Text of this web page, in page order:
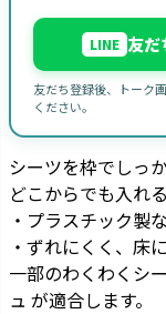
LINE 友
友だち登録後、トーク
ください。
シーツを枠でしっ
どこからでも入れ
・プラスチック製
・ずれにくく、床
一部のわくわくシ
ュ が適合します。